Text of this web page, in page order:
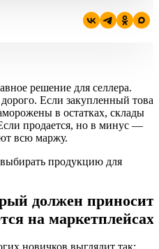
решение для селлера.
Если закупленный товар
в остатках, склады
продается, но в минус —
всю маржу.
продукцию для
должен
на